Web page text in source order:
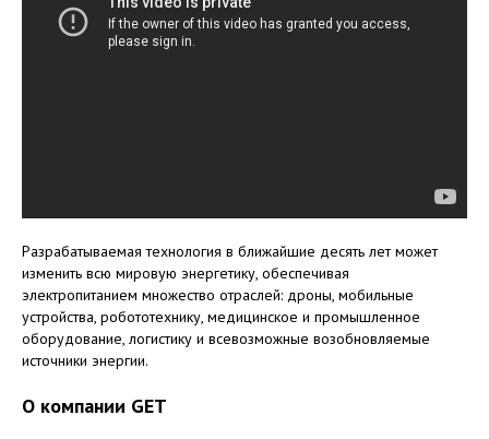
Разрабатываемая технология в ближайшие десять лет может
изменить всю мировую энергетику, обеспечивая
электропитанием множество отраслей: дроны, мобильные
устройства, робототехнику, медицинское и промышленное
оборудование, логистику и всевозможные возобновляемые
источники энергии.
О компании GET